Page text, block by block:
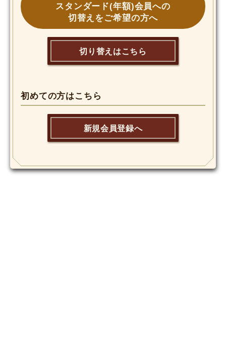
スタンダード(年額)会員への
切替えをご希望の方へ
切り替えはこちら
初めての方はこちら
新規会員登録へ